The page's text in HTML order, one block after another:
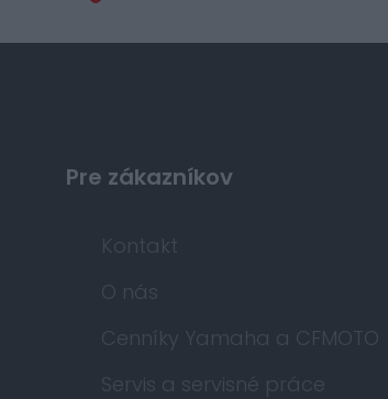
Pre zákazníkov
Kontakt
O nás
Cenníky Yamaha a CFMOTO
Servis a servisné práce